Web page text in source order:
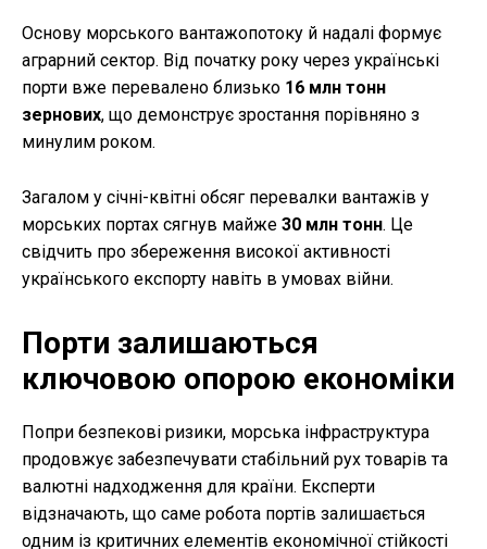
Основу морського вантажопотоку й надалі формує
аграрний сектор. Від початку року через українські
порти вже перевалено близько 16 млн тонн
зернових, що демонструє зростання порівняно з
минулим роком.
Загалом у січні-квітні обсяг перевалки вантажів у
морських портах сягнув майже 30 млн тонн. Це
свідчить про збереження високої активності
українського експорту навіть в умовах війни.
Порти залишаються
ключовою опорою економіки
Попри безпекові ризики, морська інфраструктура
продовжує забезпечувати стабільний рух товарів та
валютні надходження для країни. Експерти
відзначають, що саме робота портів залишається
одним із критичних елементів економічної стійкості